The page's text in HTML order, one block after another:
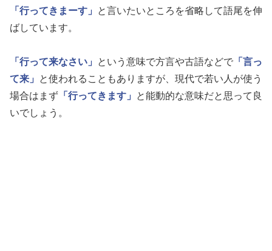
「行ってきまーす」
と言いたいところを省略して語尾を伸
ばしています。
「行って来なさい」 という意味で方言や古語などで 「言っ
て来」
と使われることもありますが、現代で若い人が使う
場合はまず 「行ってきます」
と能動的な意味だと思って良
いでしょう。